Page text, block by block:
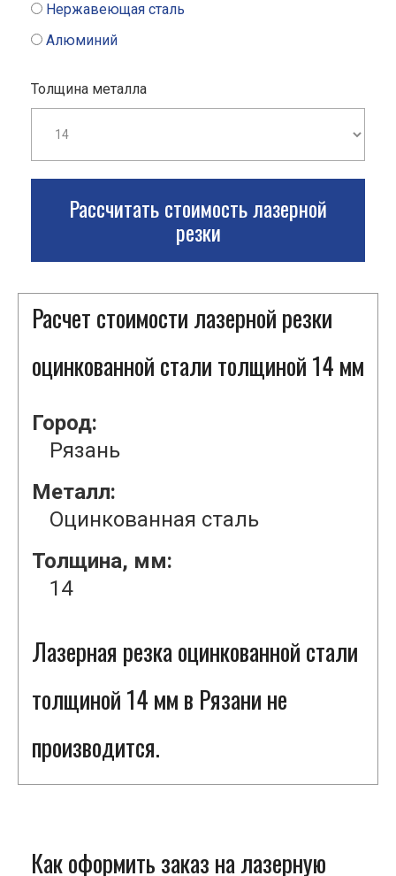
Нержавеющая сталь
Алюминий
Толщина металла
Рассчитать стоимость лазерной
резки
Расчет стоимости лазерной резки
оцинкованной стали толщиной 14 мм
Город:
Рязань
Металл:
Оцинкованная сталь
Толщина, мм:
14
Лазерная резка оцинкованной стали
толщиной 14 мм в Рязани не
производится.
Как оформить заказ на лазерную